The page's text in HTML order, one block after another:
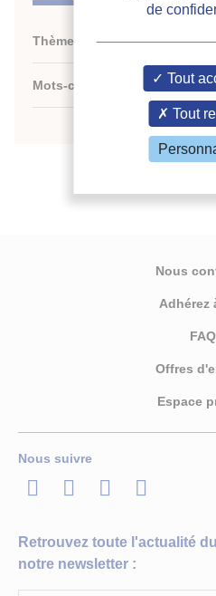
Thèmes : N/A
Mots-clés :
Nous
Adhérez
FAQ
Offres
Espace
Nous suivre
LinkedInTwitterFacebook
Youtube
Retrouvez toute l'actualité
notre newsletter :
de
Tout
Tout